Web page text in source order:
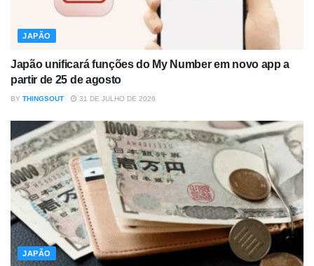
JAPÃO
Japão unificará funções do My Number em novo app a
partir de 25 de agosto
BY THINGSOUT 31 DE JULHO DE 2026
JAPÃO